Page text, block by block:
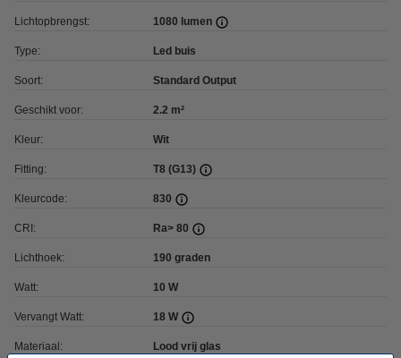
Lichtopbrengst: 1080 lumen
Type: Led buis
Soort: Standard Output
Geschikt voor: 2.2 m²
Kleur: Wit
Fitting: T8 (G13)
Kleurcode: 830
CRI: Ra> 80
Lichthoek: 190 graden
Watt: 10 W
Vervangt Watt: 18 W
Materiaal: Lood vrij glas